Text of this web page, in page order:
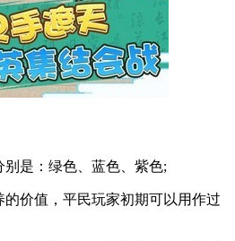
是：绿色、蓝色、紫色;
价值，平民玩家初期可以用作过